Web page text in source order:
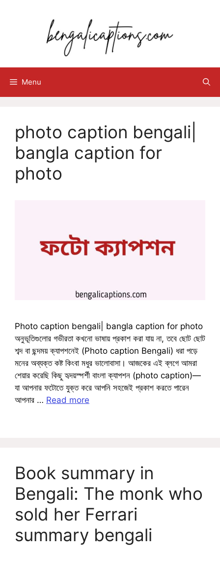
Menu
photo caption bengali|
bangla caption for
photo
Photo caption bengali| bangla caption for photo
অনুভূতিগুলোর গভীরতা কখনো ভাষায় প্রকাশ করা যায় না, তবে ছোট ছোট
শব্দ বা ছন্দময় ক্যাপশনেই (Photo caption Bengali) ধরা পড়ে
মনের অব্যক্ত কষ্ট কিংবা মধুর ভালোবাসা। আজকের এই ব্লগে আমরা
শেয়ার করেছি কিছু হৃদয়স্পর্শী বাংলা ক্যাপশন (photo caption)—
যা আপনার ফটোতে যুক্ত করে আপনি সহজেই প্রকাশ করতে পারেন
আপনার … Read more
Book summary in
Bengali: The monk who
sold her Ferrari
summary bengali